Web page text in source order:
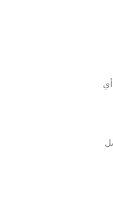
كانت دون أي